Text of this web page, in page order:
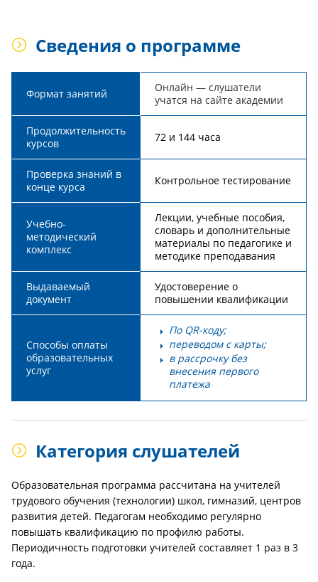
Сведения о программе
Формат занятий
Онлайн — слушатели
учатся на сайте академии
Продолжительность
курсов
72 и 144 часа
Проверка знаний в
конце курса
Контрольное тестирование
Учебно-
методический
комплекс
Лекции, учебные пособия,
словарь и дополнительные
материалы по педагогике и
методике преподавания
Выдаваемый
документ
Удостоверение о
повышении квалификации
Способы оплаты
образовательных
услуг
По QR-коду;
переводом с карты;
в рассрочку без
внесения первого
платежа
Категория слушателей
Образовательная программа рассчитана на учителей
трудового обучения (технологии) школ, гимназий, центров
развития детей. Педагогам необходимо регулярно
повышать квалификацию по профилю работы.
Периодичность подготовки учителей составляет 1 раз в 3
года.